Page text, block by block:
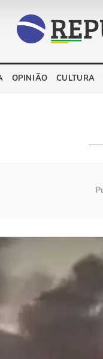
OPINIÃO CULTURA